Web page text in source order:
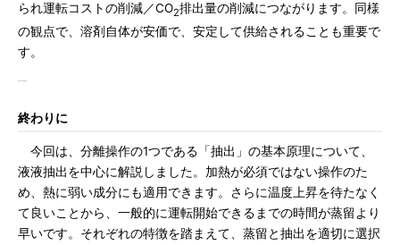
られ運転コストの削減／CO2排出量の削減につながります。同様
の観点で、溶剤自体が安価で、安定して供給されることも重要で
す。
終わりに
今回は、分離操作の1つである「抽出」の基本原理について、
液液抽出を中心に解説しました。加熱が必須ではない操作のた
め、熱に弱い成分にも適用できます。さらに温度上昇を待たなく
て良いことから、一般的に運転開始できるまでの時間が蒸留より
早いです。それぞれの特徴を踏まえて、蒸留と抽出を適切に選択